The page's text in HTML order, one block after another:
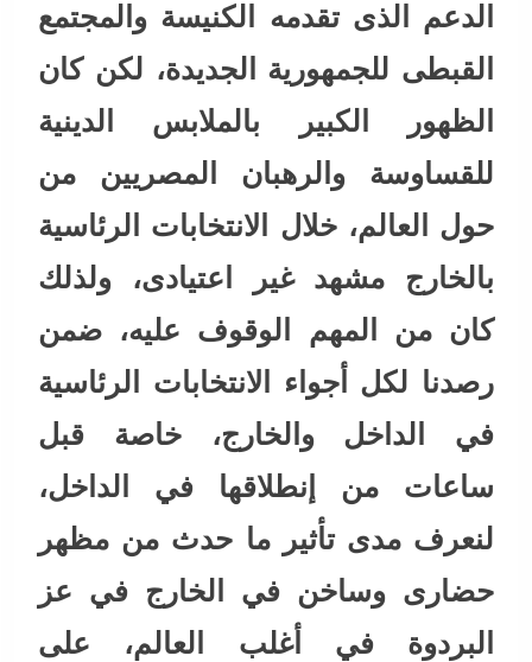
الدعم الذى تقدمه الكنيسة والمجتمع
القبطى للجمهورية الجديدة، لكن كان
الظهور الكبير بالملابس الدينية
للقساوسة والرهبان المصريين من
حول العالم، خلال الانتخابات الرئاسية
بالخارج مشهد غير اعتيادى، ولذلك
كان من المهم الوقوف عليه، ضمن
رصدنا لكل أجواء الانتخابات الرئاسية
في الداخل والخارج، خاصة قبل
ساعات من إنطلاقها في الداخل،
لنعرف مدى تأثير ما حدث من مظهر
حضارى وساخن في الخارج في عز
البردوة في أغلب العالم، على